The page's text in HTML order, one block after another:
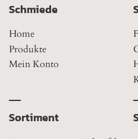
Schmiede
Home
Produkte
Mein Konto
Sortiment